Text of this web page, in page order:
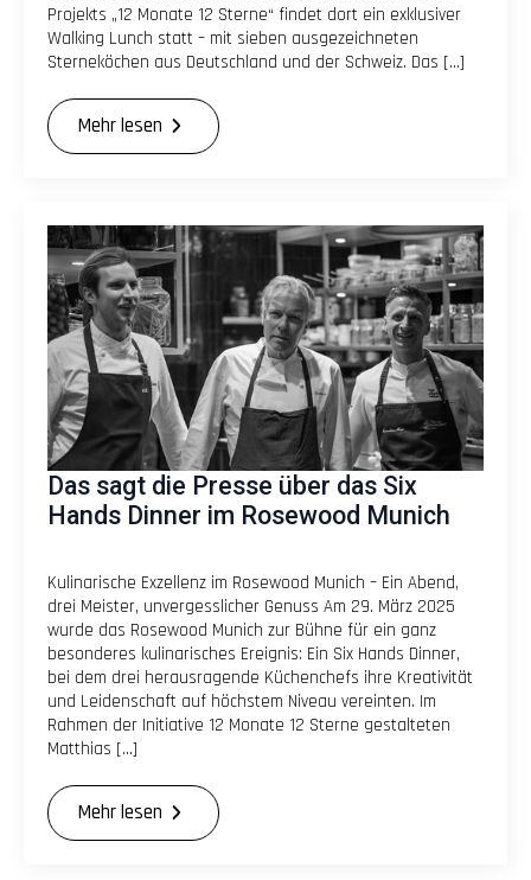
Projekts „12 Monate 12 Sterne“ findet dort ein exklusiver
Walking Lunch statt – mit sieben ausgezeichneten
Sterneköchen aus Deutschland und der Schweiz. Das […]
Mehr lesen
Das sagt die Presse über das Six
Hands Dinner im Rosewood Munich
Kulinarische Exzellenz im Rosewood Munich – Ein Abend,
drei Meister, unvergesslicher Genuss Am 29. März 2025
wurde das Rosewood Munich zur Bühne für ein ganz
besonderes kulinarisches Ereignis: Ein Six Hands Dinner,
bei dem drei herausragende Küchenchefs ihre Kreativität
und Leidenschaft auf höchstem Niveau vereinten. Im
Rahmen der Initiative 12 Monate 12 Sterne gestalteten
Matthias […]
Mehr lesen